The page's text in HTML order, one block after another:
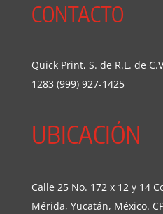
CONTACTO
Quick Print, S. de R.L. de
1283 (999) 927-1425
UBICACIÓN
Calle 25 No. 172 x 12 y 14
Mérida, Yucatán, México.